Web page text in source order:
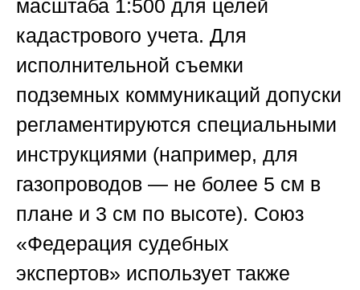
масштаба 1:500 для целей
кадастрового учета. Для
исполнительной съемки
подземных коммуникаций допуски
регламентируются специальными
инструкциями (например, для
газопроводов — не более 5 см в
плане и 3 см по высоте). Союз
«Федерация судебных
экспертов» использует также